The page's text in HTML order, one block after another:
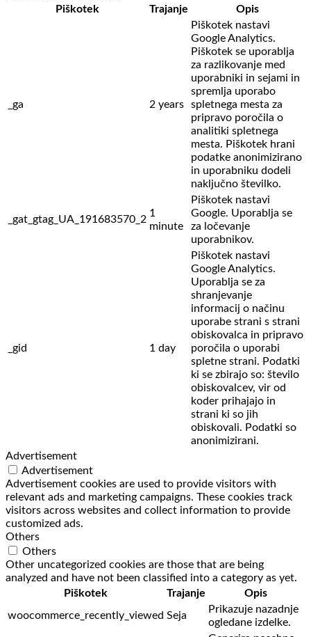
Piškotek
Trajanje Opis
_ga 2 years
Piškotek nastavi
Google Analytics.
Piškotek se uporablja
za razlikovanje med
uporabniki in sejami in
spremlja uporabo
spletnega mesta za
pripravo poročila o
analitiki spletnega
mesta. Piškotek hrani
podatke anonimizirano
in uporabniku dodeli
naključno številko.
_gat_gtag_UA_191683570_2
1
minute
Piškotek nastavi
Google. Uporablja se
za ločevanje
uporabnikov.
_gid 1 day
Piškotek nastavi
Google Analytics.
Uporablja se za
shranjevanje
informacij o načinu
uporabe strani s strani
obiskovalca in pripravo
poročila o uporabi
spletne strani. Podatki
ki se zbirajo so: število
obiskovalcev, vir od
koder prihajajo in
strani ki so jih
obiskovali. Podatki so
anonimizirani.
Advertisement
Advertisement
Advertisement cookies are used to provide visitors with
relevant ads and marketing campaigns. These cookies track
visitors across websites and collect information to provide
customized ads.
Others
Others
Other uncategorized cookies are those that are being
analyzed and have not been classified into a category as yet.
Piškotek
Trajanje
Opis
woocommerce_recently_viewed Seja
Prikazuje nazadnje
ogledane izdelke.